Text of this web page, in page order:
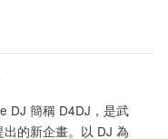
DJ 簡稱 D4DJ，是武
的新企畫。以 DJ 為